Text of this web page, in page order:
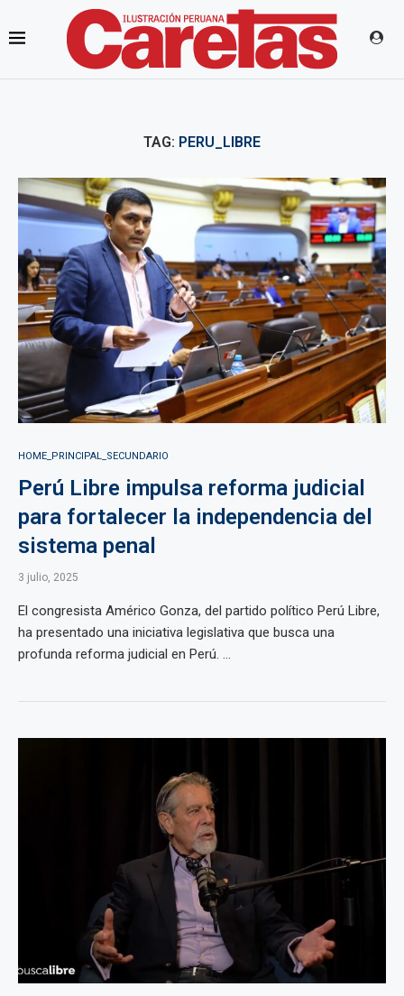
TAG: PERU_LIBRE
HOME_PRINCIPAL_SECUNDARIO
Perú Libre impulsa reforma judicial
para fortalecer la independencia del
sistema penal
3 julio, 2025
El congresista Américo Gonza, del partido político Perú Libre,
ha presentado una iniciativa legislativa que busca una
profunda reforma judicial en Perú. ...